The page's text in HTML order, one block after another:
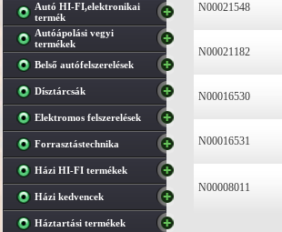
Autó HI-FI,elektronikai
termék
Autóápolási vegyi
termékek
Belső autófelszerelések
Dísztárcsák
Elektromos felszerelések
Forrasztástechnika
Házi HI-FI termékek
Házi kedvencek
Háztartási termékek
N00021548
N00021182
N00016530
N00016531
N00008011